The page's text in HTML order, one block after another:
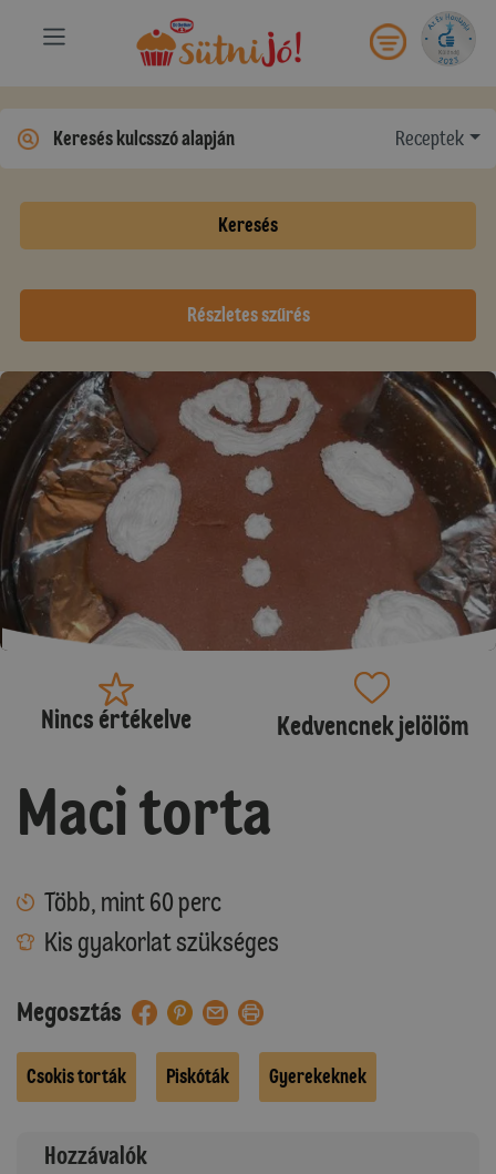
Receptek
Keresés
Részletes szűrés
Nincs értékelve Kedvencnek jelölöm
Maci torta
Több, mint 60 perc
Kis gyakorlat szükséges
Megosztás
Csokis torták Piskóták Gyerekeknek
Hozzávalók